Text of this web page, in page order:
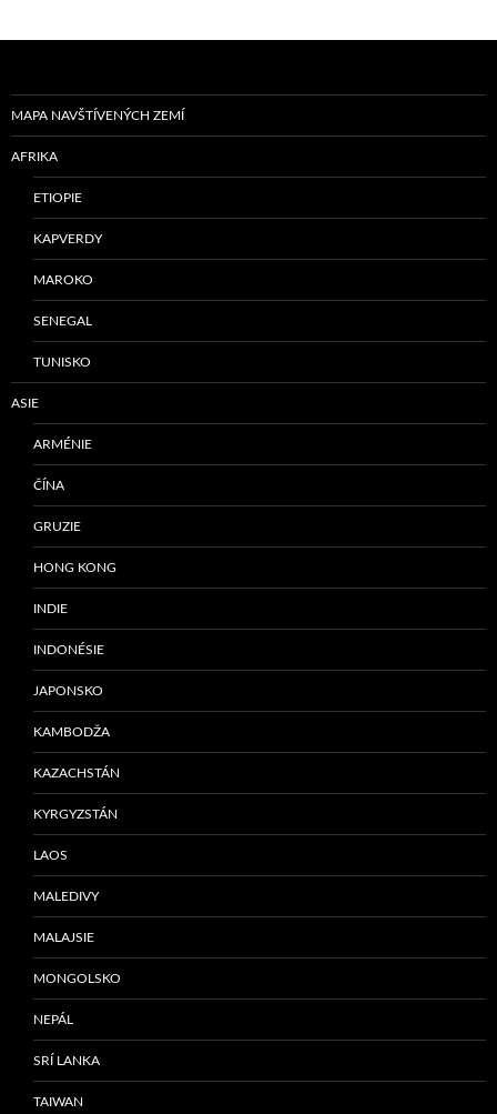
MAPA NAVŠTÍVENÝCH ZEMÍ
AFRIKA
ETIOPIE
KAPVERDY
MAROKO
SENEGAL
TUNISKO
ASIE
ARMÉNIE
ČÍNA
GRUZIE
HONG KONG
INDIE
INDONÉSIE
JAPONSKO
KAMBODŽA
KAZACHSTÁN
KYRGYZSTÁN
LAOS
MALEDIVY
MALAJSIE
MONGOLSKO
NEPÁL
SRÍ LANKA
TAIWAN